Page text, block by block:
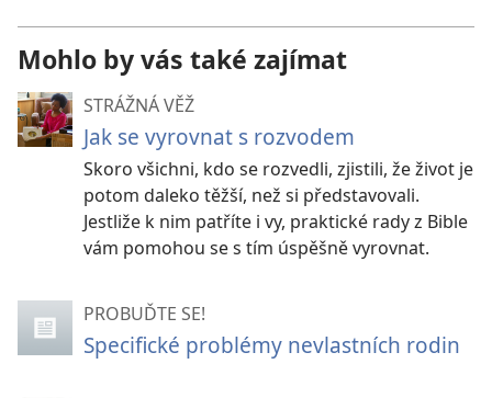
Mohlo by vás také zajímat
STRÁŽNÁ VĚŽ
Jak se vyrovnat s rozvodem
Skoro všichni, kdo se rozvedli, zjistili, že život je
potom daleko těžší, než si představovali.
Jestliže k nim patříte i vy, praktické rady z Bible
vám pomohou se s tím úspěšně vyrovnat.
PROBUĎTE SE!
Specifické problémy nevlastních rodin